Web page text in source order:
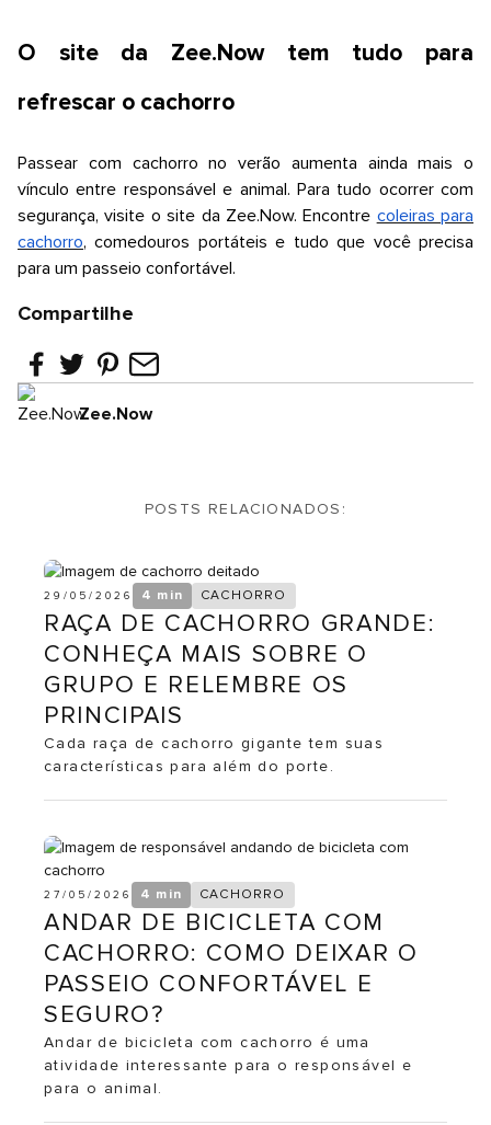
O site da Zee.Nowtem tudo para
refrescar o cachorro
Passear com cachorro no verão aumenta ainda mais o
vínculo entre responsável e animal. Para tudo ocorrer com
segurança, visite o site da Zee.Now. Encontre coleiras para
cachorro, comedouros portáteis e tudo que você precisa
para um passeio confortável.
Compartilhe
Zee.Now
POSTS RELACIONADOS:
29/05/2026 4 min CACHORRO
RAÇA DE CACHORRO GRANDE:
CONHEÇA MAIS SOBRE O
GRUPO E RELEMBRE OS
PRINCIPAIS
Cada raça de cachorro gigante tem suas
características para além do porte.
27/05/2026 4 min CACHORRO
ANDAR DE BICICLETA COM
CACHORRO: COMO DEIXAR O
PASSEIO CONFORTÁVEL E
SEGURO?
Andar de bicicleta com cachorro é uma
atividade interessante para o responsável e
para o animal.